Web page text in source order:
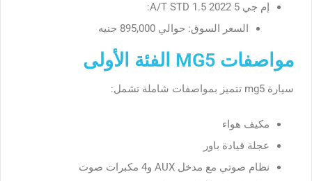
إم جي 5 2022 1.5 A/T STD:
السعر السوق: حوالي 895,000 جنيه
مواصفات MG5 الفئة الأولى
سيارة mg5 تتميز بمواصفات شاملة تشمل:
مكيف هواء
عجلة قيادة باور
نظام صوتي مع مدخل AUX و4 مكبرات صوت